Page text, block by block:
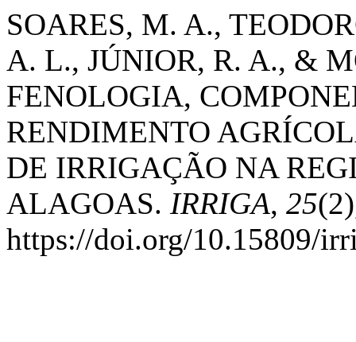
SOARES, M. A.,
A. L., JÚNIOR, R. A., &
FENOLOGIA,
RENDIMENTO
DE IRRIGAÇÃO NA
ALAGOAS. IRRIGA, 25
https://doi.org/10.15809/